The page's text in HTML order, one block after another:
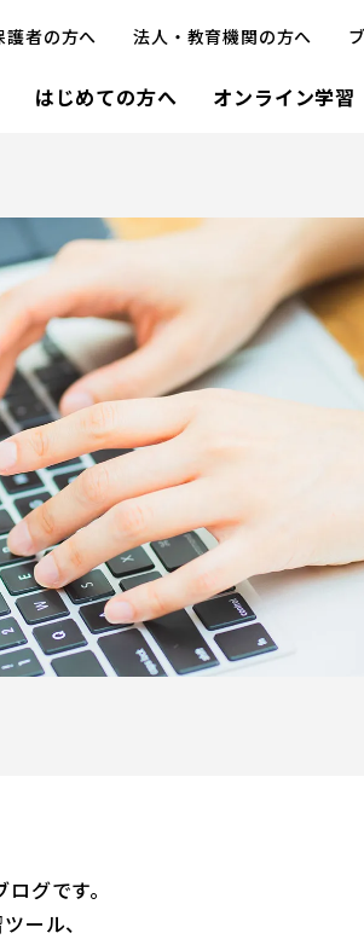
はじめての方へ オンライン学習
護者の方へ 法人・教育機関の方へ
グです。
ール、